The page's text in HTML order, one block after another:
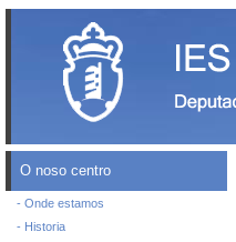
O noso centro
- Onde estamos
- Historia